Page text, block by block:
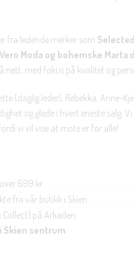
fra ledende merker som
Moda og bohemske Marta
nett, med fokus på kvalitet og
(daglig leder), Rebekka, Anne-
og glede i hvert eneste salg.
vi vil vise at mote er for alle!
699 kr.
fra vår butikk i Skien.
Collect) på Arkaden.
Skien sentrum